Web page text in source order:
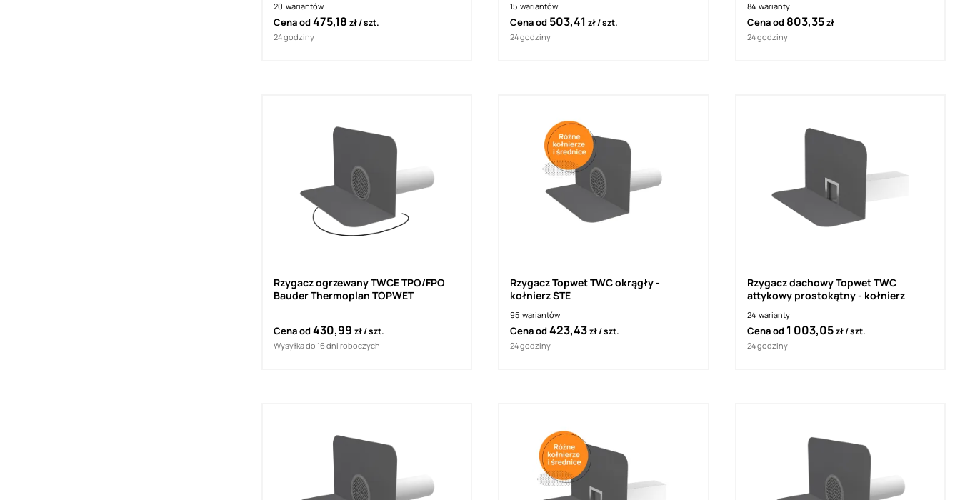
20 wariantów
Cena od475,18 zł szt.
24 godziny
15 wariantów
Cena od 503,41zł szt.
24 godziny
84 warianty
Cena od 803,35zł
24 godziny
Rzygacz ogrzewany TWCE TPO/FPO
Bauder Thermoplan TOPWET
Cena od430,99 zł szt.
Wysyłka do 16 dni roboczych
Rzygacz Topwet TWC okrągły -
kołnierz STE
95 wariantów
Cena od423,43zł szt.
24 godziny
Rzygacz dachowy Topwet TWC
attykowy prostokątny - kołnierz
24 warianty
Cena od 1 003,05zł szt.
24 godziny